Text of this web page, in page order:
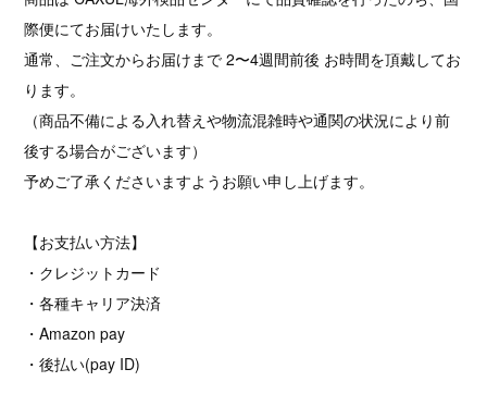
際便にてお届けいたします。
通常、ご注文からお届けまで 2〜4週間前後 お時間を頂戴してお
ります。
（商品不備による入れ替えや物流混雑時や通関の状況により前
後する場合がございます）
予めご了承くださいますようお願い申し上げます。
【お支払い方法】
・クレジットカード
・各種キャリア決済
・Amazon pay
・後払い(pay ID)